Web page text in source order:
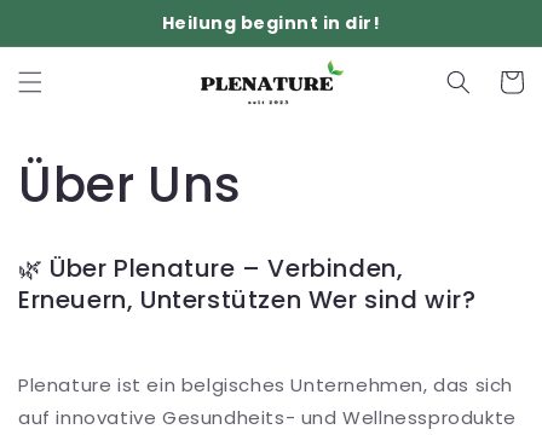
Inhalt
Heilung beginnt in dir!
Über Uns
🌿 Über Plenature – Verbinden,
Erneuern, Unterstützen Wer sind wir?
Plenature ist ein belgisches Unternehmen, das sich
auf innovative Gesundheits- und Wellnessprodukte